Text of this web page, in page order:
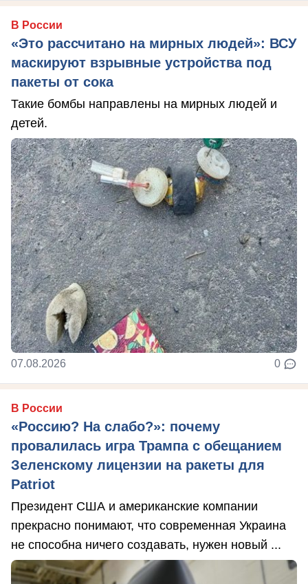
В России
«Это рассчитано на мирных людей»: ВСУ
маскируют взрывные устройства под
пакеты от сока
Такие бомбы направлены на мирных людей и
детей.
07.08.2026 0
В России
«Россию? На слабо?»: почему
провалилась игра Трампа с обещанием
Зеленскому лицензии на ракеты для
Patriot
Президент США и американские компании
прекрасно понимают, что современная Украина
не способна ничего создавать, нужен новый ...